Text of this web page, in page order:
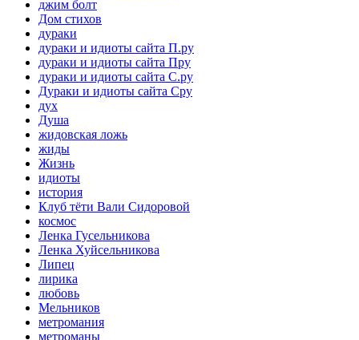
джим болт
Дом стихов
дураки
дураки и идиоты сайта П.ру
дураки и идиоты сайта Пру
дураки и идиоты сайта С.ру
Дураки и идиоты сайта Сру
дух
Душа
жидовская ложь
жиды
Жизнь
идиоты
история
Клуб тёти Вали Сидоровой
космос
Ленка Гусельникова
Ленка Хуйсельникова
Липец
лирика
любовь
Мельников
метромания
метроманы